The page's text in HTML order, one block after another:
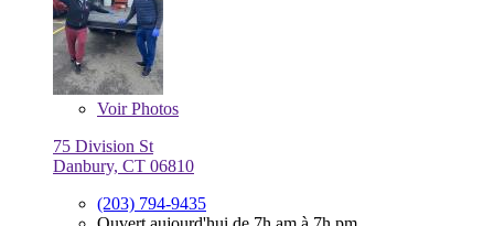
VoirPhotos
75 Division St
Danbury, CT 06810
(203) 794-9435